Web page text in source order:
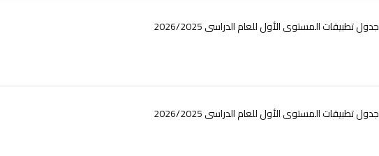
جدول تطبيقات المستوى الأول للعام الدراسى 2026/2025
جدول تطبيقات المستوى الأول للعام الدراسى 2026/2025